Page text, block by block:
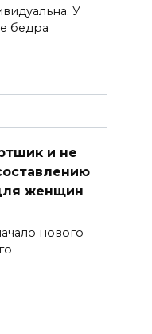
У
бедра
и не
женщин
нового